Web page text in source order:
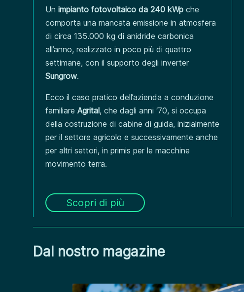
Unimpianto fotovoltaico da 240 kWp che
comporta una mancata emissione in atmosfera
di circa 135.000 kg di anidride carbonica
all’anno, realizzato in poco più di quattro
settimane, con il supporto degli inverter
Sungrow.
Ecco il caso pratico dell’azienda a conduzione
familiareAgrital, che dagli anni ‘70, si occupa
della costruzione di cabine di guida, inizialmente
per il settore agricolo e successivamente anche
per altri settori, in primis per le macchine
movimento terra.
Scopri di più
Dal nostro magazine